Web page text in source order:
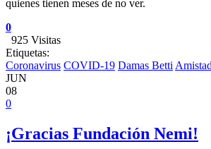
quienes tienen meses de no ver.
0
925 Visitas
Etiquetas:
Coronavirus COVID-19 Damas Betti Amistad
JUN
08
0
¡Gracias Fundación Nemi!